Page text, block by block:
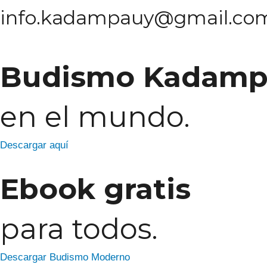
Budismo
en el mundo.
Descargar aquí
Ebook gratis
para todos.
Descargar Budismo Moderno